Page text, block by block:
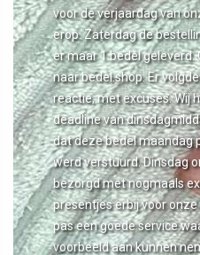
voor de verjaardag van
erop. Zaterdag de
er maar 1 bedel geleverd.
naar bedel.shop. Er
reactie, met excuses. Wij
deadline van
dat deze bedel maandag
werd verstuurd. Dinsdag
bezorgd met nogmaals
presentjes erbij voor
pas een goede service
voorbeeld aan kunnen